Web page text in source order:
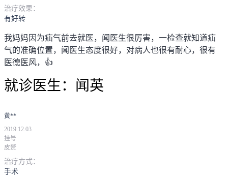
治疗效果：
有好转
我妈妈因为疝气前去就医，闻医生很厉害，一检查就知道疝
气的准确位置，闻医生态度很好，对病人也很有耐心，很有
医德医风，👍
就诊医生： 闻英
黄**
2019.12.03
挂号
皮赘
治疗方式：
手术